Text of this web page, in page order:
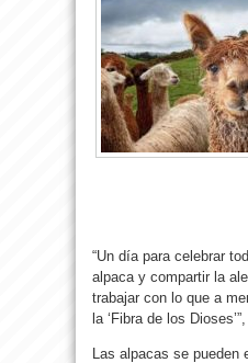
“Un día para celebrar
alpaca y compartir la
trabajar con lo que a
la ‘Fibra de los
Las alpacas se pueden